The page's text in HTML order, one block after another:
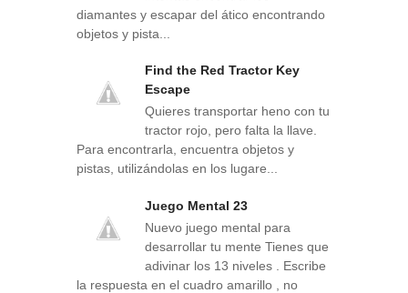
diamantes y escapar del ático encontrando
objetos y pista...
Find the Red Tractor Key
Escape
Quieres transportar heno con tu
tractor rojo, pero falta la llave.
Para encontrarla, encuentra objetos y
pistas, utilizándolas en los lugare...
Juego Mental 23
Nuevo juego mental para
desarrollar tu mente Tienes que
adivinar los 13 niveles . Escribe
la respuesta en el cuadro amarillo , no